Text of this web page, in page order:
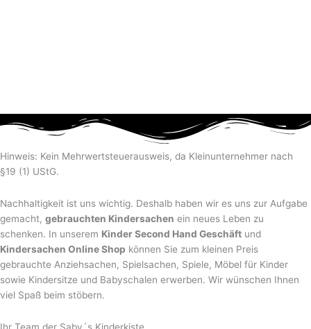
Hinweis: Kein Mehrwertsteuerausweis, da Kleinunternehmer nach
§19 (1) UStG.
Nachhaltigkeit ist uns wichtig. Deshalb haben wir es uns zur Aufgabe
gemacht, gebrauchten Kindersachen ein neues Leben zu
schenken. In unserem Kinder Second Hand Geschäft und
Kindersachen Online Shop können Sie zum kleinen Preis
gebrauchte Anziehsachen, Spiel­sachen, Spiele, Möbel für Kinder
sowie Kindersitze und Babyschalen erwerben. Wir wünschen Ihnen
viel Spaß beim stöbern.